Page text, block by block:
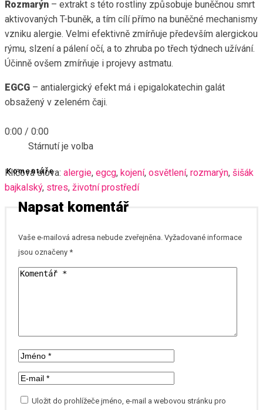
Rozmarýn – extrakt s této rostliny způsobuje buněčnou smrt
aktivovaných T-buněk, a tím cílí přímo na buněčné mechanismy
vzniku alergie. Velmi efektivně zmírňuje především alergickou
rýmu, slzení a pálení očí, a to zhruba po třech týdnech užívání.
Účinně ovšem zmírňuje i projevy astmatu.
EGCG – antialergický efekt má i epigalokatechin galát
obsažený v zeleném čaji.
0:00 / 0:00
Stárnutí je volba
Klíčová slova: alergie, egcg, kojení, osvětlení, rozmarýn, šišák
bajkalský, stres, životní prostředí
Komentáře
Napsat komentář
Vaše e-mailová adresa nebude zveřejněna. Vyžadované informace
jsou označeny *
Uložit do prohlížeče jméno, e-mail a webovou stránku pro